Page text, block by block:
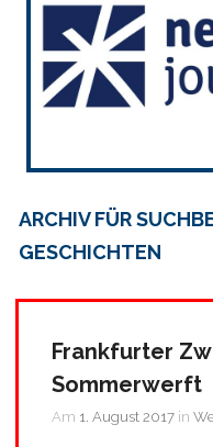
ARCHIV FÜR
GESCHICHTEN
Frankfurter
Sommerwerft
Am 1. August 2017 in